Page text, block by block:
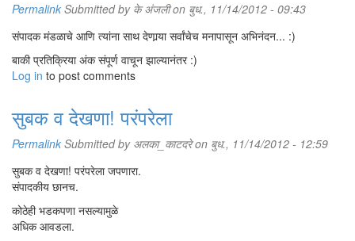
Permalink Submitted by के अंजलीon बुध., 11/14/2012 - 09:43
संपादक मंडळाचे आणि त्यांना साथ देणार्‍या सर्वांचेच मनापासून अभिनंदन... :)
बाकी प्रतिक्रिया अंक संपूर्ण वाचून झाल्यानंतर :)
Log in to post comments
सुबक व देखणा! परंपरेला
Permalink Submitted by अलका_काटदरेon बुध., 11/14/2012 - 12:59
सुबक व देखणा! परंपरेला जपणारा.
संपादकीय छानच.
कोठेही भडकपणा नसल्यामुळे
अधिक आवडला.